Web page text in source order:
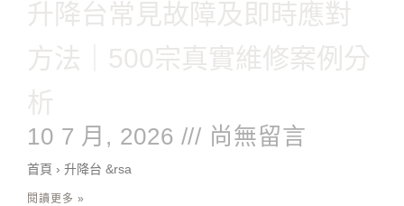
升降台常見故障及即時應對
方法｜500宗真實維修案例分
析
10 7 月, 2026 尚無留言
首頁 › 升降台 &rsa
閱讀更多 »